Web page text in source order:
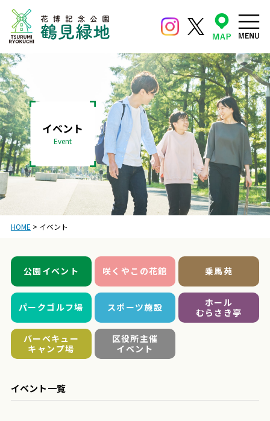
イベント
Event
HOME > イベント
公園イベント 咲くやこの花館 乗馬苑
パークゴルフ場 スポーツ施設
ホール
むらさき亭
バーベキュー
キャンプ場
区役所主催
イベント
イベント一覧